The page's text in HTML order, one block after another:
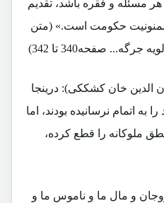
مسئله و فقره باشد، تقدیم
حکومت است.» (متن
صفحه340 تا 342)
الدین خان کشککی): درینجا
به اتمام نرسانیده بودند، اما
ملوکانه را قطع کرده،
و مال ما و ناموس ما و